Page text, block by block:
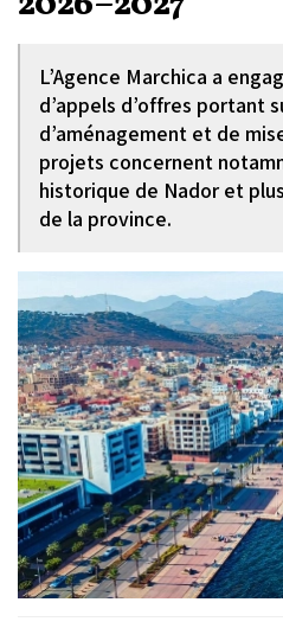
L’Agence Marchica a
d’appels d’offres portant
d’aménagement et de
projets concernent
historique de Nador et
de la province.